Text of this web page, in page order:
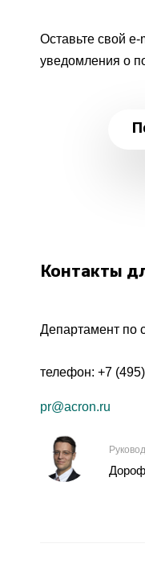
Оставьте свой
уведомления о
Контакты
Департамент по
телефон: +7
pr@acron.ru